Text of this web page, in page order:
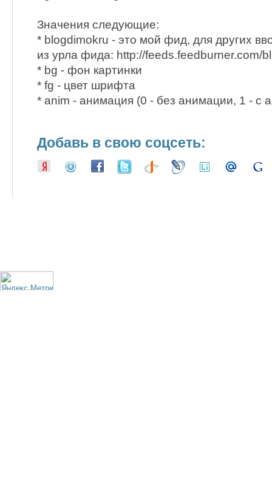
Значения следующие:
* blogdimokru - это мой фид, для других
из урла фида: http://feeds.feedburner.com/
* bg - фон картинки
* fg - цвет шрифта
* anim - анимация (0 - без анимации, 1 - с
Добавь в свою соцсеть: